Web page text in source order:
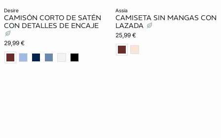
desire
CAMISÓN CORTO DE SATÉN
CON DETALLES DE ENCAJE
29,99 €
assia
CAMISETA SIN MANGAS CON
LAZADA
25,99 €